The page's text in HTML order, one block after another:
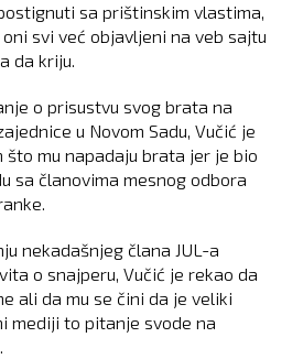
sa prištinskim vlastima,
svi već objavljeni na veb sajtu
da kriju.
o prisustvu svog brata na
u Novom Sadu, Vučić je
što mu napadaju brata jer je bio
sa članovima mesnog odbora
nekadašnjeg člana JUL-a
o snajperu, Vučić je rekao da
ali da mu se čini da je veliki
mediji to pitanje svode na